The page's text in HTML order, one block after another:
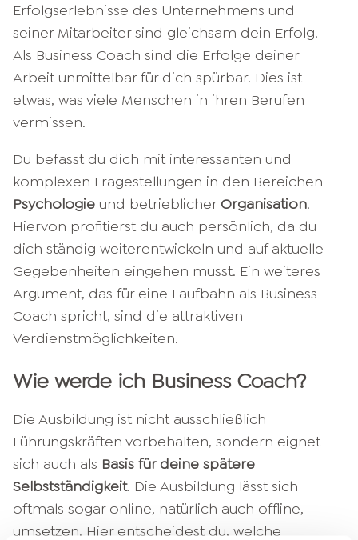
Erfolgserlebnisse des Unternehmens und
seiner Mitarbeiter sind gleichsam dein Erfolg.
Als Business Coach sind die Erfolge deiner
Arbeit unmittelbar für dich spürbar. Dies ist
etwas, was viele Menschen in ihren Berufen
vermissen.
Du befasst du dich mit interessanten und
komplexen Fragestellungen in den Bereichen
Psychologie und betrieblicher Organisation.
Hiervon profitierst du auch persönlich, da du
dich ständig weiterentwickeln und auf aktuelle
Gegebenheiten eingehen musst. Ein weiteres
Argument, das für eine Laufbahn als Business
Coach spricht, sind die attraktiven
Verdienstmöglichkeiten.
Wie werde ich Business Coach?
Die Ausbildung ist nicht ausschließlich
Führungskräften vorbehalten, sondern eignet
sich auch als Basis für deine spätere
Selbstständigkeit. Die Ausbildung lässt sich
oftmals sogar online, natürlich auch offline,
umsetzen. Hier entscheidest du, welche